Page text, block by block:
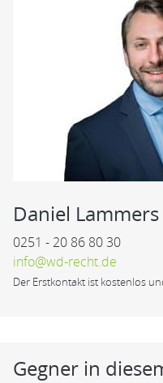
Daniel Lammers
0251 - 20 86 80 30
info@wd-recht.de
Der Erstkontakt ist kostenlos
Gegner in